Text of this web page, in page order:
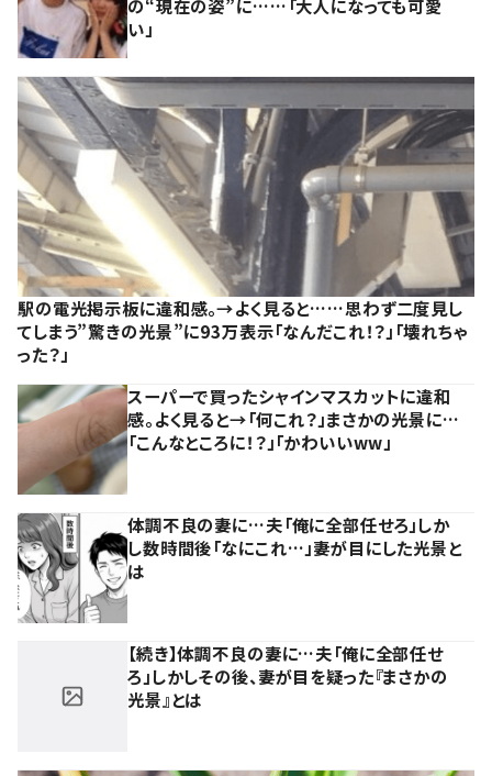
の“現在の姿”に……「大人になっても可愛
い」
駅の電光掲示板に違和感。→よく見ると……思わず二度見し
てしまう”驚きの光景”に93万表示「なんだこれ！？」「壊れちゃ
った？」
スーパーで買ったシャインマスカットに違和
感。よく見ると→「何これ？」まさかの光景に…
「こんなところに！？」「かわいいww」
体調不良の妻に…夫「俺に全部任せろ」しか
し数時間後「なにこれ…」妻が目にした光景と
は
【続き】体調不良の妻に…夫「俺に全部任せ
ろ」しかしその後、妻が目を疑った『まさかの
光景』とは